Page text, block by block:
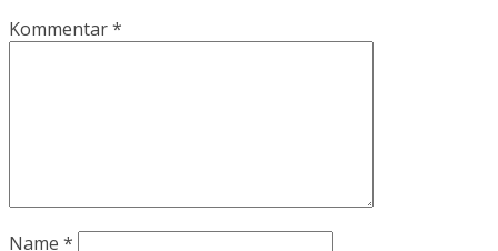
Kommentar*
Name *